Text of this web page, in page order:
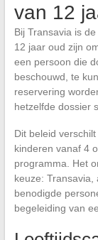
van 12
Bij Transavia is
12 jaar oud zijn
een persoon die
beschouwd, te
reservering
hetzelfde dossier
Dit beleid
kinderen vanaf 4
programma. Het
keuze: Transavia,
benodigde
begeleiding van